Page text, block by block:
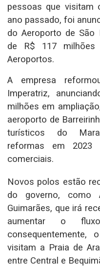
pessoas que visitam
ano passado, foi
do Aeroporto de São
de R$ 117 milhões
Aeroportos.
A empresa
Imperatriz,
milhões em
aeroporto de
turísticos do
reformas em 2023
comerciais.
Novos polos estão
do governo, como
Guimarães, que irá
aumentar o
visitam a Praia de
entre Central e